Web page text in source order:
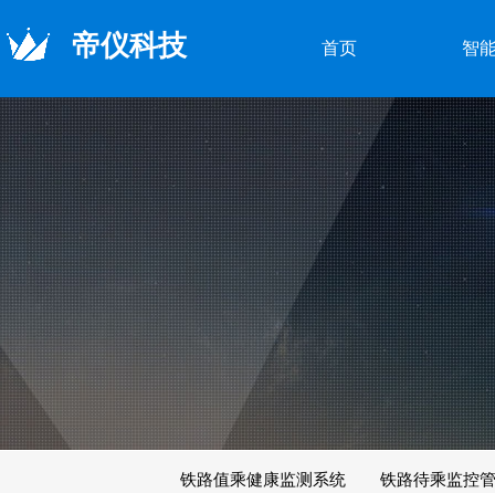
铁路值乘健康监测系统 铁路待乘监控
首页 智
帝仪科技